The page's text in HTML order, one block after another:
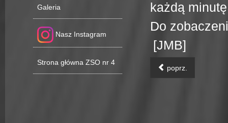
Galeria
Nasz Instagram
Strona główna ZSO nr 4
każdą
Do
[JMB]
poprz.